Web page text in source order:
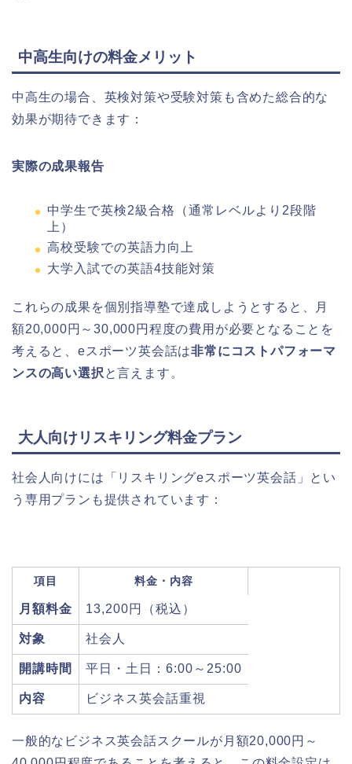
中高生向けの料金メリット
中高生の場合、英検対策や受験対策も含めた総合的な
効果が期待できます：
実際の成果報告
中学生で英検2級合格（通常レベルより2段階
上）
高校受験での英語力向上
大学入試での英語4技能対策
これらの成果を個別指導塾で達成しようとすると、月
額20,000円～30,000円程度の費用が必要となることを
考えると、eスポーツ英会話は非常にコストパフォーマ
ンスの高い選択 と言えます。
大人向けリスキリング料金プラン
社会人向けには「リスキリングeスポーツ英会話」とい
う専用プランも提供されています：
項目 料金・内容
月額料金 13,200円（税込）
対象 社会人
開講時間 平日・土日：6:00～25:00
内容 ビジネス英会話重視
一般的なビジネス英会話スクールが月額20,000円～